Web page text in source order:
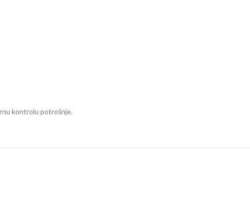
kontrolu potrošnje.